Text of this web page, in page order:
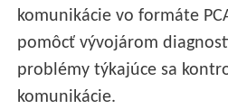
komunikácie vo formáte
pomôcť vývojárom
problémy týkajúce sa
komunikácie.